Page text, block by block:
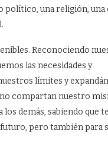
político, una religión, una
Reconociendo
las necesidades y
límites y
no compartan nuestro
demás, sabiendo que
pero también para